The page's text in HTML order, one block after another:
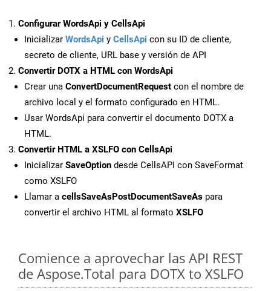
Configurar WordsApi y CellsApi
Inicializar WordsApi y CellsApi con su ID de cliente,
secreto de cliente, URL base y versión de API
Convertir DOTX a HTML con WordsApi
Crear una ConvertDocumentRequest con el nombre de
archivo local y el formato configurado en HTML.
Usar WordsApi para convertir el documento DOTX a
HTML.
Convertir HTML a XSLFO con CellsApi
Inicializar SaveOption desde CellsAPI con SaveFormat
como XSLFO
Llamar a cellsSaveAsPostDocumentSaveAs para
convertir el archivo HTML al formato XSLFO
Comience a aprovechar las API REST
de Aspose.Total para DOTX to XSLFO